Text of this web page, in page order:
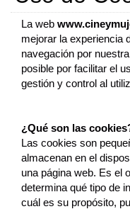
La web
mejorar la experiencia
navegación por
posible por facilitar el
gestión y control al
¿Qué son las
Las cookies son
almacenan en el
una página web. Es el
determina qué tipo de
cuál es su propósito,